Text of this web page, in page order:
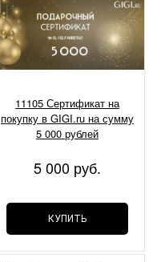
11105 Сертификат на
покупку в GIGI.ru на сумму
5 000 рублей
5 000 руб.
КУПИТЬ